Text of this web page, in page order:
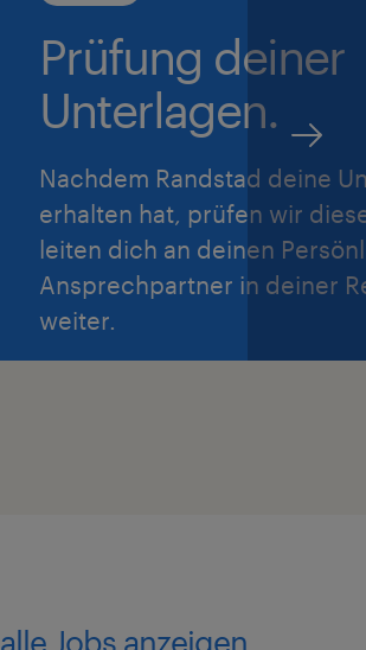
Prüfung deiner
Unterlagen.
Nachdem Randstad deine
erhalten hat, prüfen wir
leiten dich an deinen
Ansprechpartner in deiner
weiter.
alle Jobs anzeigen